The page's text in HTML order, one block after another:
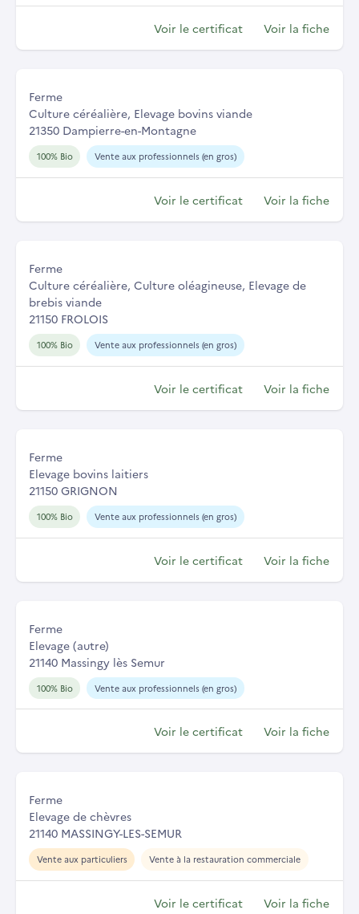
Voir le certificat Voir la fiche
Ferme
Culture céréalière, Elevage bovins viande
21350 Dampierre-en-Montagne
100% Bio Vente aux professionnels (en gros)
Voir le certificat Voir la fiche
Ferme
Culture céréalière, Culture oléagineuse, Elevage de
brebis viande
21150 FROLOIS
100% Bio Vente aux professionnels (en gros)
Voir le certificat Voir la fiche
Ferme
Elevage bovins laitiers
21150 GRIGNON
100% Bio Vente aux professionnels (en gros)
Voir le certificat Voir la fiche
Ferme
Elevage (autre)
21140 Massingy lès Semur
100% Bio Vente aux professionnels (en gros)
Voir le certificat Voir la fiche
Ferme
Elevage de chèvres
21140 MASSINGY-LES-SEMUR
Vente aux particuliers Vente à la restauration commerciale
Voir le certificat Voir la fiche